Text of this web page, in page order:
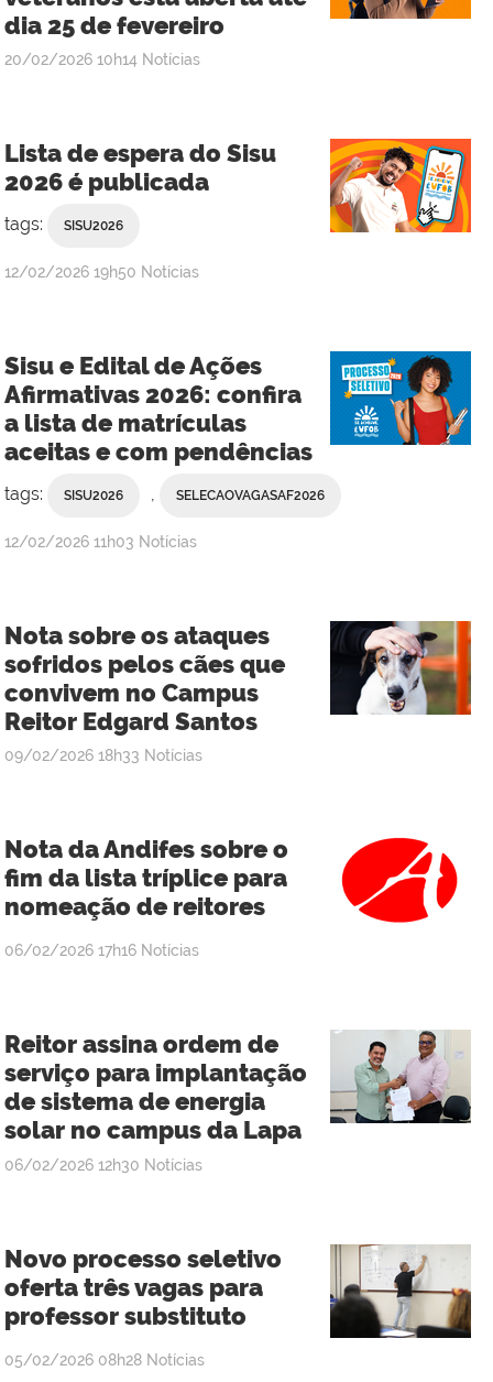
dia 25 de fevereiro
publicado
20/02/2026 10h14 Notícias
Lista de espera do Sisu
2026 é publicada
tags: SISU2026
publicado
12/02/2026 19h50 Notícias
Sisu e Edital de Ações
Afirmativas 2026: confira
a lista de matrículas
aceitas e com pendências
tags: SISU2026 SELECAOVAGASAF2026
publicado
12/02/2026 11h03 Notícias
Nota sobre os ataques
sofridos pelos cães que
convivem no Campus
Reitor Edgard Santos
publicado
09/02/2026 18h33 Notícias
Nota da Andifes sobre o
fim da lista tríplice para
nomeação de reitores
publicado
06/02/2026 17h16 Notícias
Reitor assina ordem de
serviço para implantação
de sistema de energia
solar no campus da Lapa
publicado
06/02/2026 12h30 Notícias
Novo processo seletivo
oferta três vagas para
professor substituto
publicado
05/02/2026 08h28 Notícias